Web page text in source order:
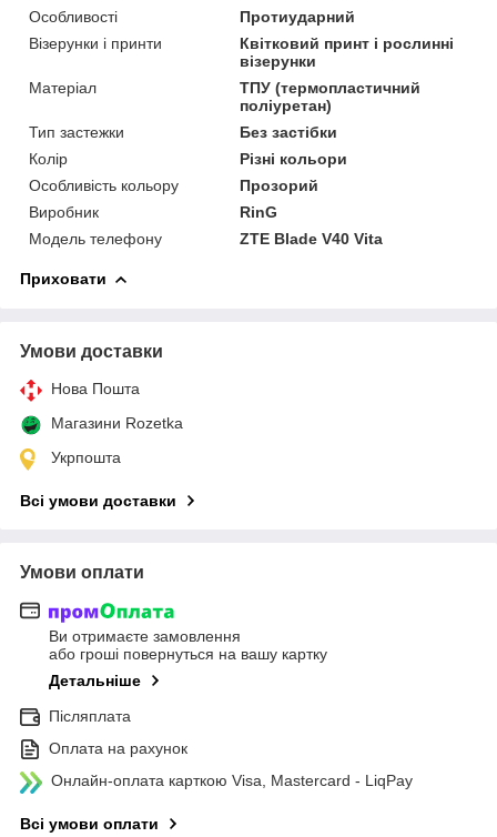
Особливості
Протиударний
Візерунки і принти
Квітковий принт і рослинні
візерунки
Матеріал
ТПУ (термопластичний
поліуретан)
Тип застежки
Без застібки
Колір
Різні кольори
Особливість кольору
Прозорий
Виробник
RinG
Модель телефону
ZTE Blade V40 Vita
Приховати
Умови доставки
Нова Пошта
Магазини Rozetka
Укрпошта
Всі умови доставки
Умови оплати
Ви отримаєте замовлення
або гроші повернуться на вашу картку
Детальніше
Післяплата
Оплата на рахунок
Онлайн-оплата карткою Visa, Mastercard - LiqPay
Всі умови оплати